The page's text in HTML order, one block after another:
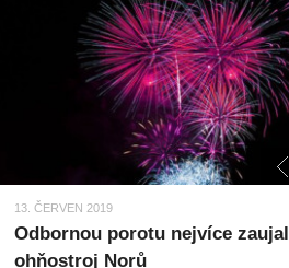
13. ČERVEN 2019
Odbornou porotu nejvíce zaujal
ohňostroj Norů